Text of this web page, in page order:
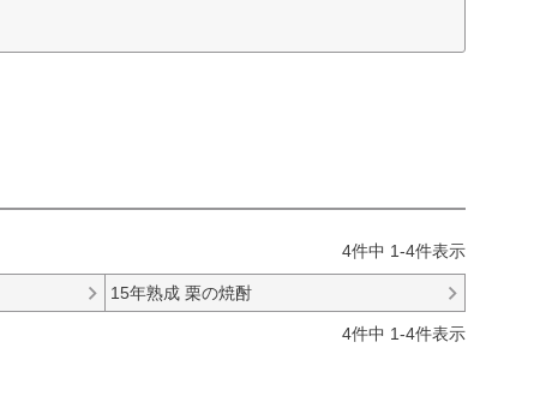
4件中 1-4件表示
15年熟成 栗の焼酎
4件中 1-4件表示